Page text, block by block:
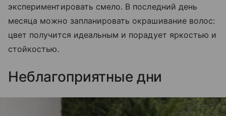
экспериментировать смело. В последний день
месяца можно запланировать окрашивание волос:
цвет получится идеальным и порадует яркостью и
стойкостью.
Неблагоприятные дни